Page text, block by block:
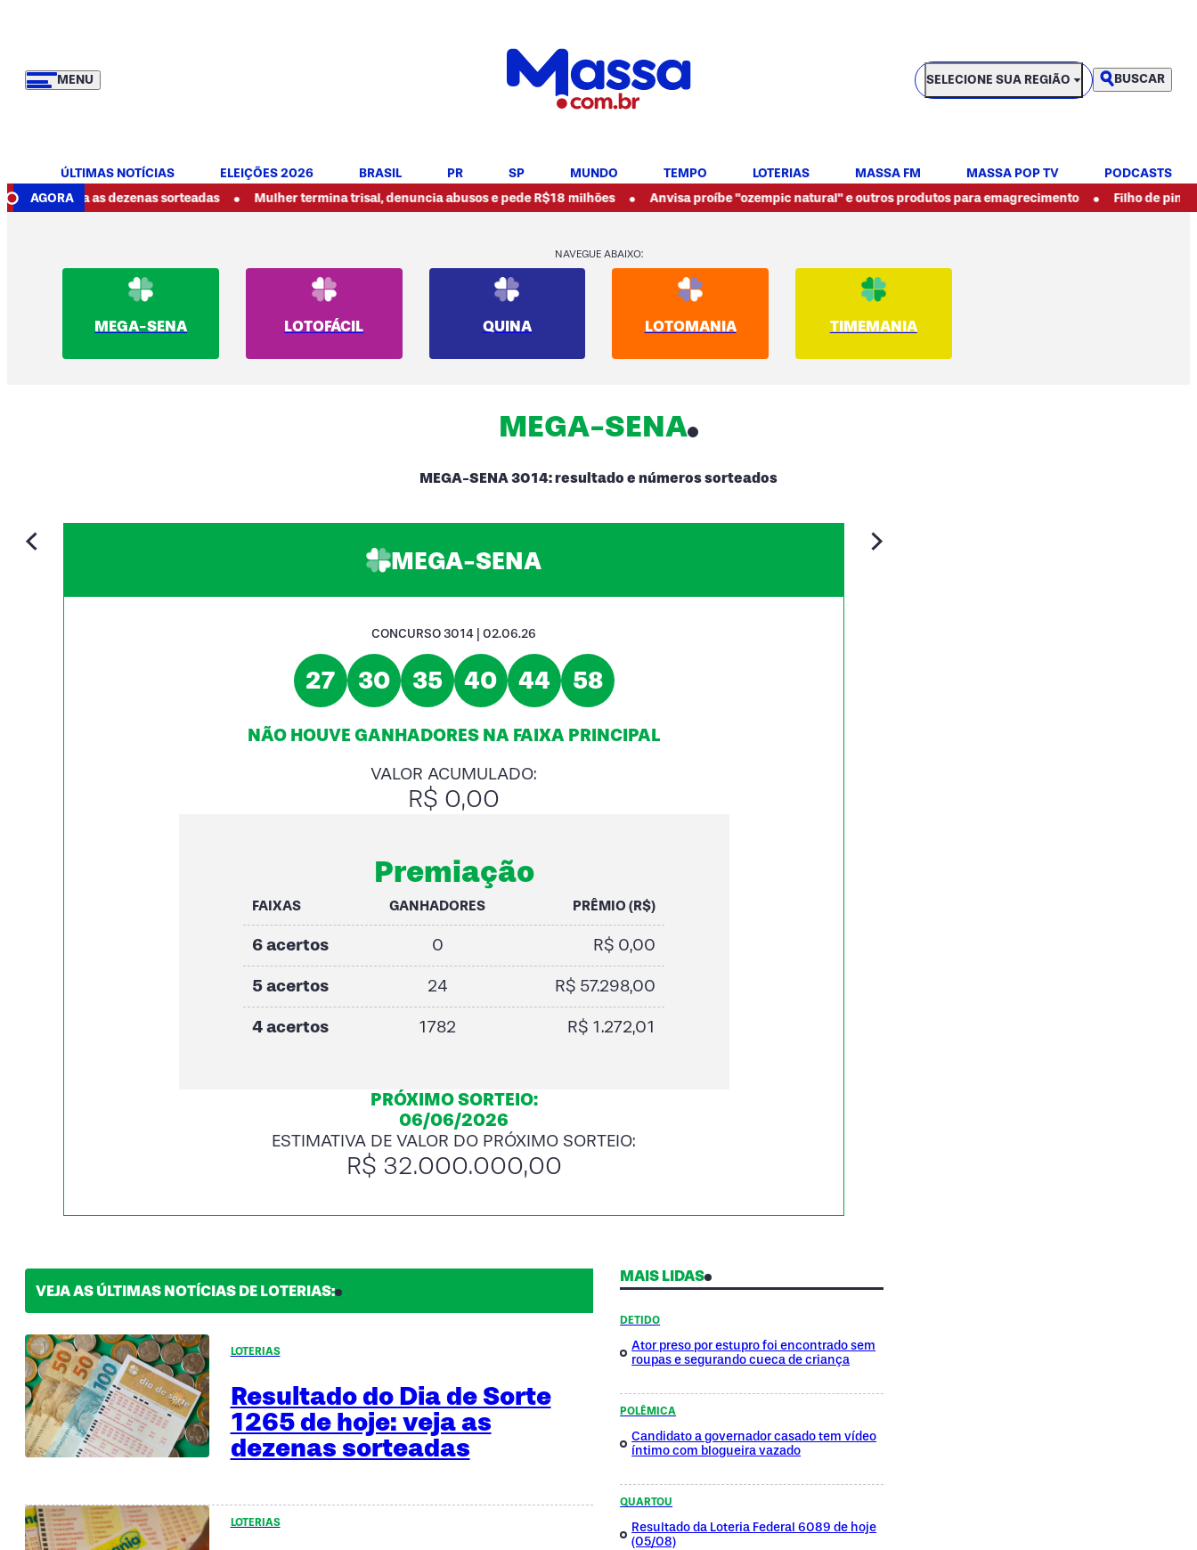
MENU
SELECIONE SUA REGIÃO
SELECIONE SUA REGIÃO BUSCAR
ÚLTIMAS NOTÍCIAS ELEIÇÕES 2026 BRASIL PR SP MUNDO TEMPO LOTERIAS MASSA FM MASSA POP TV
PODCASTS
AGORA
veja as dezenas sorteadas • Mulher termina trisal, denuncia abusos e pede R$18 milhões • Anvisa proíbe "ozempic natural" e outros produtos para emagrecimento • Filho de pintor
NAVEGUE ABAIXO:
MEGA-SENA LOTOFÁCIL QUINA LOTOMANIA TIMEMANIA
MEGA-SENA
MEGA-SENA 3014: resultado e números sorteados
MEGA-SENA
CONCURSO 3014 | 02.06.26
27 30 35 40 44 58
NÃO HOUVE GANHADORES NA FAIXA PRINCIPAL
VALOR ACUMULADO:
R$ 0,00
Premiação
FAIXAS GANHADORES PRÊMIO (R$)
6 acertos 0
R$ 0,00
5 acertos
24
R$ 57.298,00
4 acertos
1782 R$ 1.272,01
PRÓXIMO SORTEIO:
06/06/2026
ESTIMATIVA DE VALOR DO PRÓXIMO SORTEIO:
R$ 32.000.000,00
VEJA AS ÚLTIMAS NOTÍCIAS DE LOTERIAS:
LOTERIAS
Resultado do Dia de Sorte
1265 de hoje: veja as
dezenas sorteadas
LOTERIAS
MAIS LIDAS
DETIDO
Ator preso por estupro foi encontrado sem
roupas e segurando cueca de criança
POLÊMICA
Candidato a governador casado tem vídeo
íntimo com blogueira vazado
QUARTOU
Resultado da Loteria Federal 6089 de hoje
(05/08)